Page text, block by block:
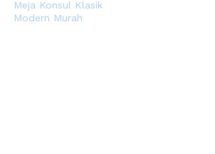
Meja Konsul Klasik
Modern Murah